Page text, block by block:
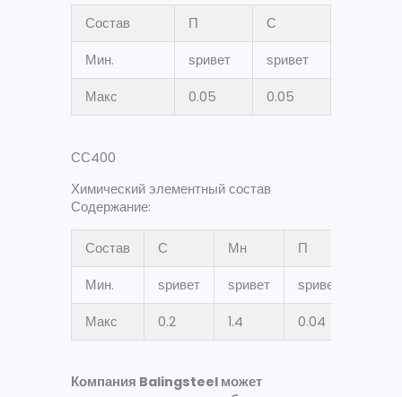
Состав П С
Мин. ѕривет ѕривет
Макс 0.05 0.05
СС400
Химический элементный состав
Содержание:
Состав С Мн П
Мин. ѕривет ѕривет ѕривет
Макс 0.2 1.4 0.04
Компания Balingsteel может